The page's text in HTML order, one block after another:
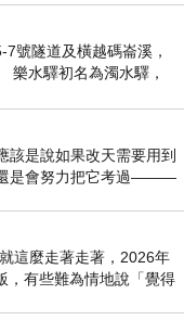
號隧道及橫越碼崙溪，
樂水驛初名為濁水驛，
，於1953
該是說如果改天需要用到
還是會努力把它考過———
這麼走著走著，2026年
，有些難為情地說「覺得